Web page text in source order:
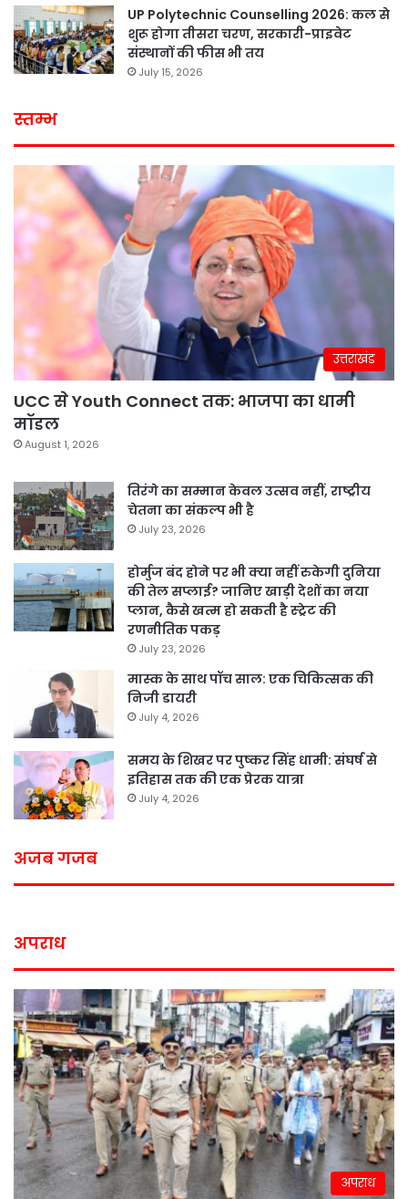
UP Polytechnic Counselling 2026: कल से
शुरू होगा तीसरा चरण, सरकारी-प्राइवेट
संस्थानों की फीस भी तय
July 15, 2026
स्तम्भ
उत्तराखंड
UCC से Youth Connect तक: भाजपा का धामी
मॉडल
August 1, 2026
तिरंगे का सम्मान केवल उत्सव नहीं, राष्ट्रीय
चेतना का संकल्प भी है
July 23, 2026
होर्मुज बंद होने पर भी क्या नहीं रुकेगी दुनिया
की तेल सप्लाई? जानिए खाड़ी देशों का नया
प्लान, कैसे खत्म हो सकती है स्ट्रेट की
रणनीतिक पकड़
July 23, 2026
मास्क के साथ पॉच साल: एक चिकित्सक की
निजी डायरी
July 4, 2026
समय के शिखर पर पुष्कर सिंह धामी: संघर्ष से
इतिहास तक की एक प्रेरक यात्रा
July 4, 2026
अजब गजब
अपराध
अपराध